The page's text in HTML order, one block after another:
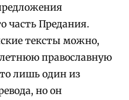
часть Предания.
тексты можно,
православную
лишь один из
но он